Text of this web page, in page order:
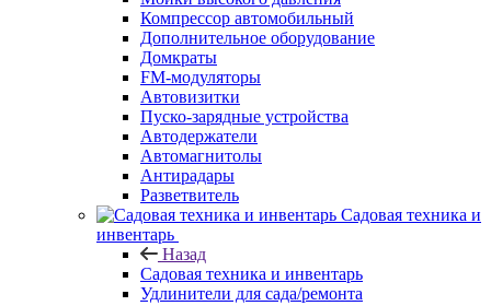
Компрессор автомобильный
Дополнительное оборудование
Домкраты
FM-модуляторы
Автовизитки
Пуско-зарядные устройства
Автодержатели
Автомагнитолы
Антирадары
Разветвитель
Садовая техника и
инвентарь
Назад
Садовая техника и инвентарь
Удлинители для сада/ремонта